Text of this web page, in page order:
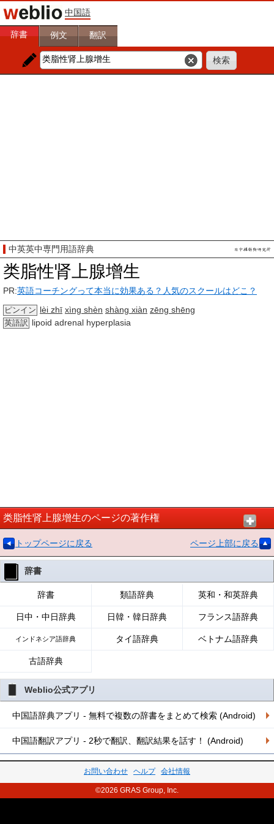
中国語
辞書 例文 翻訳
中英英中専門用語辞典
类脂性肾上腺增生
PR:英語コーチングって本当に効果ある？人気のスクールはどこ？
ピンイン lèi zhī xìng shèn shàng xiàn zēng shēng
英語訳 lipoid adrenal hyperplasia
类脂性肾上腺增生のページの著作権
トップページに戻る ページ上部に戻る
辞書
辞書 類語辞典 英和・和英辞典
日中・中日辞典 日韓・韓日辞典 フランス語辞典
インドネシア語辞典 タイ語辞典 ベトナム語辞典
古語辞典
Weblio公式アプリ
中国語辞典アプリ - 無料で複数の辞書をまとめて検索 (Android)
中国語翻訳アプリ - 2秒で翻訳、翻訳結果を話す！ (Android)
お問い合わせ ヘルプ 会社情報
©2026 GRAS Group, Inc.